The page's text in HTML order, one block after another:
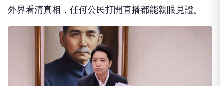
外界看清真相，任何公民打開直播都能親眼見證。